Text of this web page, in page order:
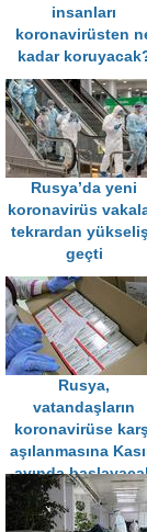
insanları
koronavirüsten
kadar
Rusya’da yeni
koronavirüs
tekrardan
geçti
Rusya,
vatandaşların
koronavirüse
aşılanmasına
ayında